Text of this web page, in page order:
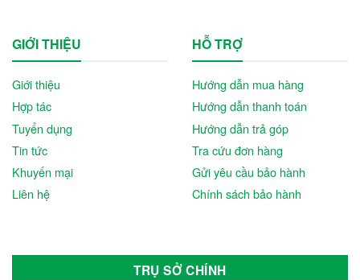
GIỚI THIỆU
Giới thiệu
Hợp tác
Tuyển dụng
Tin tức
Khuyến mại
Liên hệ
HỖ TRỢ
Hướng dẫn mua hàng
Hướng dẫn thanh toán
Hướng dẫn trả góp
Tra cứu đơn hàng
Gửi yêu cầu bảo hành
Chính sách bảo hành
TRỤ SỞ CHÍNH